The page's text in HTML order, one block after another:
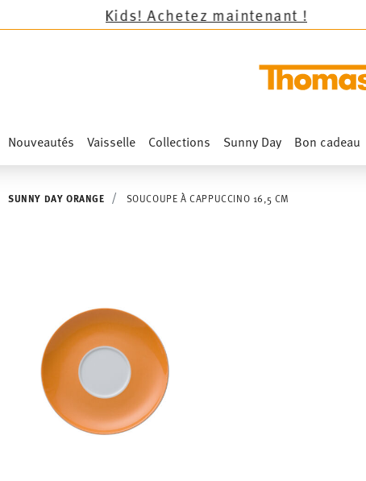
Achetez maintenant !
Nouveautés Vaisselle Collections Sunny Day Bon cadeau
SUNNY DAY ORANGE SOUCOUPE À CAPPUCCINO 16,5 CM